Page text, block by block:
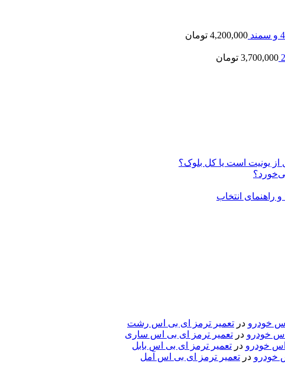
4,200,000 تومان
3,700,000 تومان
خودرو در تعمیر ترمز ای بی اس رشت
خودرو در تعمیر ترمز ای بی اس ساری
خودرو در تعمیر ترمز ای بی اس بابل
خودرو در تعمیر ترمز ای بی اس آمل